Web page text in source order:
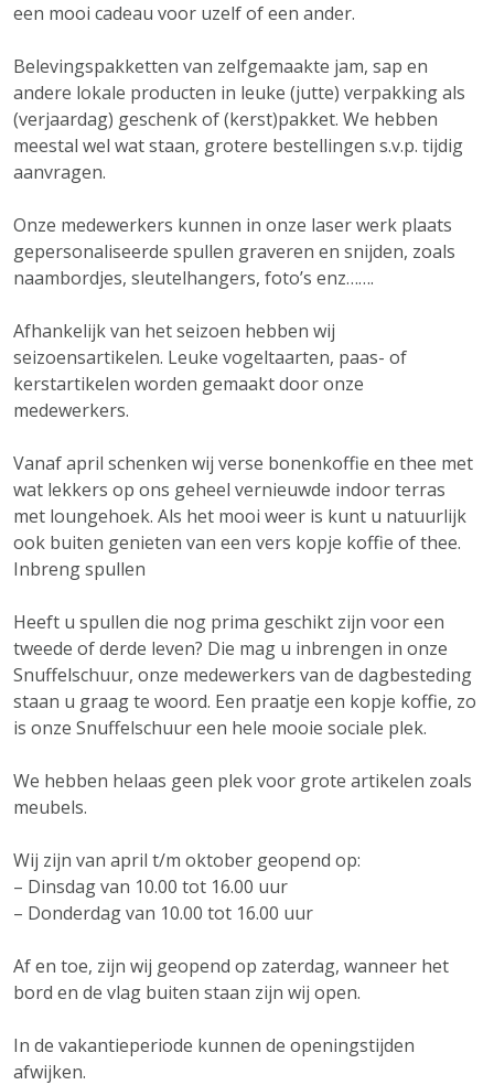
een mooi cadeau voor uzelf of een ander.
Belevingspakketten van zelfgemaakte jam, sap en
andere lokale producten in leuke (jutte) verpakking als
(verjaardag) geschenk of (kerst)pakket. We hebben
meestal wel wat staan, grotere bestellingen s.v.p. tijdig
aanvragen.
Onze medewerkers kunnen in onze laser werk plaats
gepersonaliseerde spullen graveren en snijden, zoals
naambordjes, sleutelhangers, foto’s enz…….
Afhankelijk van het seizoen hebben wij
seizoensartikelen. Leuke vogeltaarten, paas- of
kerstartikelen worden gemaakt door onze
medewerkers.
Vanaf april schenken wij verse bonenkoffie en thee met
wat lekkers op ons geheel vernieuwde indoor terras
met loungehoek. Als het mooi weer is kunt u natuurlijk
ook buiten genieten van een vers kopje koffie of thee.
Inbreng spullen
Heeft u spullen die nog prima geschikt zijn voor een
tweede of derde leven? Die mag u inbrengen in onze
Snuffelschuur, onze medewerkers van de dagbesteding
staan u graag te woord. Een praatje een kopje koffie, zo
is onze Snuffelschuur een hele mooie sociale plek.
We hebben helaas geen plek voor grote artikelen zoals
meubels.
Wij zijn van april t/m oktober geopend op:
– Dinsdag van 10.00 tot 16.00 uur
– Donderdag van 10.00 tot 16.00 uur
Af en toe, zijn wij geopend op zaterdag, wanneer het
bord en de vlag buiten staan zijn wij open.
In de vakantieperiode kunnen de openingstijden
afwijken.